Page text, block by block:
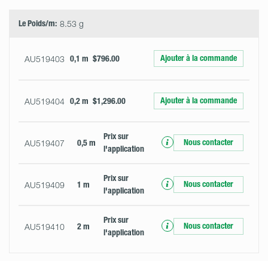
Le Poids/m: 8.53 g
AU519403 0,1 m $796.00 Ajouter à la commande
AU519404 0,2 m $1,296.00 Ajouter à la commande
AU519407 0,5 m
Prix ​​sur
l'application
Nous contacter
AU519409 1 m
Prix ​​sur
l'application
Nous contacter
AU519410 2 m
Prix ​​sur
l'application
Nous contacter